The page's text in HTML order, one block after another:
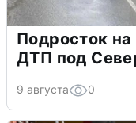
Подросток на
ДТП под
9 августа 0